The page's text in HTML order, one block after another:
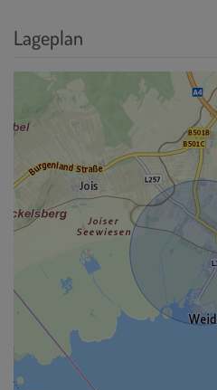
Lageplan